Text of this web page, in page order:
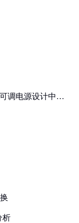
调电源设计中的
析